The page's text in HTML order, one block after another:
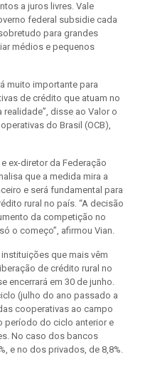
a juros livres. Vale
federal subsidie cada
para grandes
médios e pequenos
muito importante para
de crédito que atuam no
disse ao Valor o
do Brasil (OCB),
ex-diretor da Federação
que a medida mira a
e será fundamental para
rural no país. “A decisão
da competição no
o começo”, afirmou Vian.
que mais vêm
de crédito rural no
encerrará em 30 de junho.
(julho do ano passado a
cooperativas ao campo
período do ciclo anterior e
No caso dos bancos
e no dos privados, de 8,8%.